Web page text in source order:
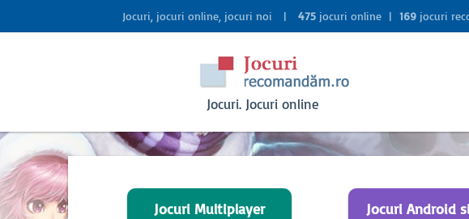
Jocuri, jocuri online, jocuri noi | 475jocuri online | 169jocuri
Jocuri. Jocuri online
Jocuri Multiplayer Jocuri Android